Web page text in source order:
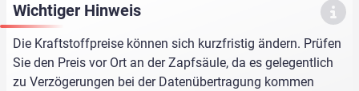
Wichtiger Hinweis
Die Kraftstoffpreise können sich kurzfristig ändern. Prüfen
Sie den Preis vor Ort an der Zapfsäule, da es gelegentlich
zu Verzögerungen bei der Datenübertragung kommen